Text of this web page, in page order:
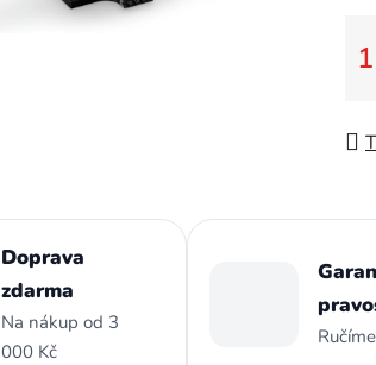
Doprava
zdarma
Na nákup od 3
000 Kč